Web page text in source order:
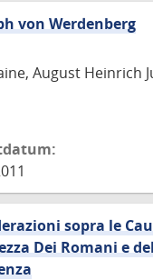
von Werdenberg
August Heinrich
sopra le
Dei Romani e